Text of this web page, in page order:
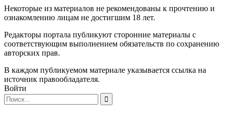
Некоторые из материалов не рекомендованы к прочтению и
ознакомлению лицам не достигшим 18 лет.
Редакторы портала публикуют сторонние материалы с
соответствующим выполнением обязательств по сохранению
авторских прав.
В каждом публикуемом материале указывается ссылка на
источник правообладателя.
Войти